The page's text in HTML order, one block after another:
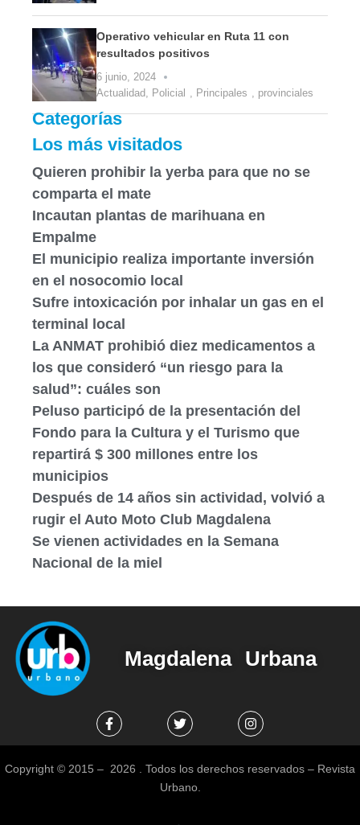
Operativo vehicular en Ruta 11 con
resultados positivos
6 junio, 2024
Actualidad Policial Principales provinciales
Categorías
Los más visitados
Quieren prohibir la yerba para que no se
comparta el mate
Incautan plantas de marihuana en
Empalme
El municipio realiza importante inversión
en el nosocomio local
Sufre intoxicación por inhalar un gas en el
terminal local
La ANMAT prohibió diez medicamentos a
los que consideró “un riesgo para la
salud”: cuáles son
Peluso participó de la presentación del
Fondo para la Cultura y el Turismo que
repartirá $ 300 millones entre los
municipios
Después de 14 años sin actividad, volvió a
rugir el Auto Moto Club Magdalena
Se vienen actividades en la Semana
Nacional de la miel
Magdalena Urbana
Copyright © 2015 – 2026 . Todos los derechos reservados – Revista
Urbano.